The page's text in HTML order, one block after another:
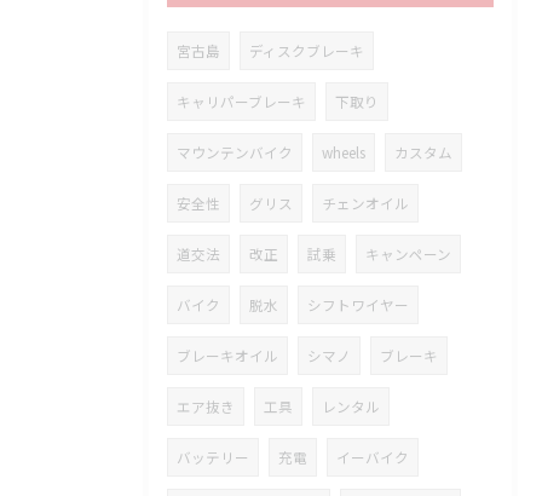
宮古島 ディスクブレーキ
キャリパーブレーキ 下取り
マウンテンバイク wheels カスタム
安全性 グリス チェンオイル
道交法 改正 試乗 キャンペーン
バイク 脱水 シフトワイヤー
ブレーキオイル シマノ ブレーキ
エア抜き 工具 レンタル
バッテリー 充電 イーバイク